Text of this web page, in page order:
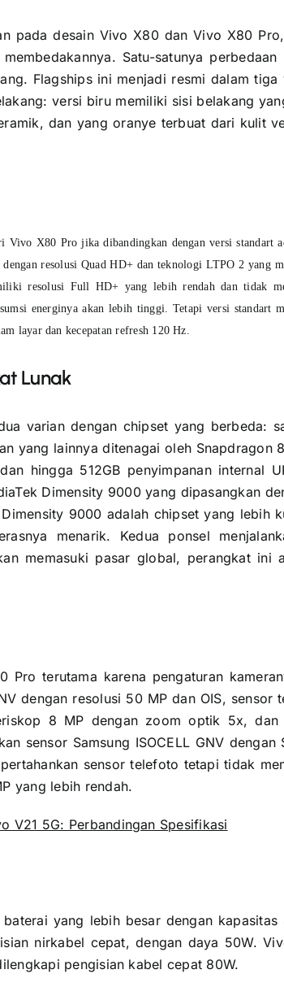
pada desain Vivo X80 dan Vivo X80
Satu-satunya
Flagships ini menjadi resmi dalam
versi biru memiliki sisi belakang
dan yang oranye terbuat dari kulit
Vivo X80 Pro jika dibandingkan dengan versi standart
resolusi Quad HD+ dan teknologi LTPO 2 yang
resolusi Full HD+ yang lebih rendah dan tidak
energinya akan lebih tinggi. Tetapi versi standart
layar dan kecepatan refresh 120 Hz.
Lunak
varian dengan chipset yang berbeda:
yang lainnya ditenagai oleh Snapdragon
hingga 512GB penyimpanan internal
Dimensity 9000 yang dipasangkan
9000 adalah chipset yang lebih
menarik. Kedua ponsel
memasuki pasar global, perangkat ini
Pro terutama karena pengaturan
dengan resolusi 50 MP dan OIS,
8 MP dengan zoom optik 5x, dan
sensor Samsung ISOCELL GNV
sensor telefoto tetapi tidak
yang lebih rendah.
V21 5G: Perbandingan Spesifikasi
yang lebih besar dengan
nirkabel cepat, dengan daya 50W.
pengisian kabel cepat 80W.